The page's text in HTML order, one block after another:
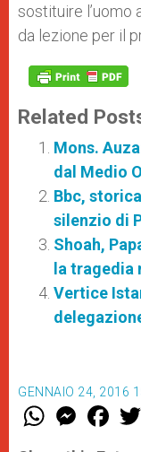
sostituire l’uomo
da lezione per il
Related
Mons.
dal Medio
Bbc,
silenzio di
Shoah,
la tragedia
Vertice
GENNAIO 24, 2016
W M
e
F
a